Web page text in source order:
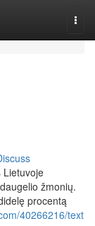
Lietuvoje
žmonių.
procentą
40266216/text